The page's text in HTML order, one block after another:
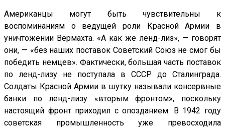
Американцы могут быть чувствительны к
воспоминаниям о ведущей роли Красной Армии в
уничтожении Вермахта. «А как же ленд-лиз», — говорят
они, — «без наших поставок Советский Союз не смог бы
победить немцев». Фактически, большая часть поставок
по ленд-лизу не поступала в СССР до Сталинграда.
Солдаты Красной Армии в шутку называли консервные
банки по ленд-лизу «вторым фронтом», поскольку
настоящий фронт приходил с опозданием. В 1942 году
советская промышленность уже превосходила